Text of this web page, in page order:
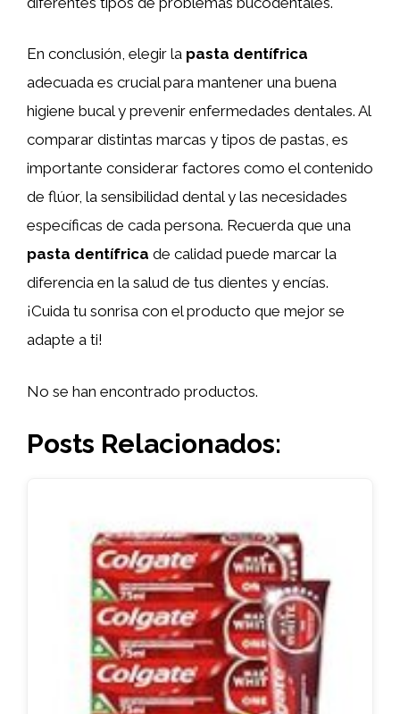
En conclusión, elegir la pasta dentífrica
adecuada es crucial para mantener una buena
higiene bucal y prevenir enfermedades dentales. Al
comparar distintas marcas y tipos de pastas, es
importante considerar factores como el contenido
de flúor, la sensibilidad dental y las necesidades
específicas de cada persona. Recuerda que una
pasta dentífrica de calidad puede marcar la
diferencia en la salud de tus dientes y encías.
¡Cuida tu sonrisa con el producto que mejor se
adapte a ti!
No se han encontrado productos.
Posts Relacionados: